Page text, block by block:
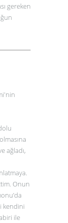
gereken
ağladı,
Onun
kendini
ile